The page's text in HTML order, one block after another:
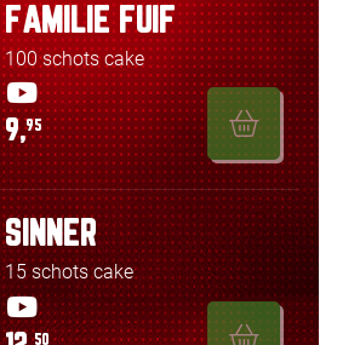
FAMILIE FUIF
100 schots cake
9,95
SINNER
15 schots cake
50